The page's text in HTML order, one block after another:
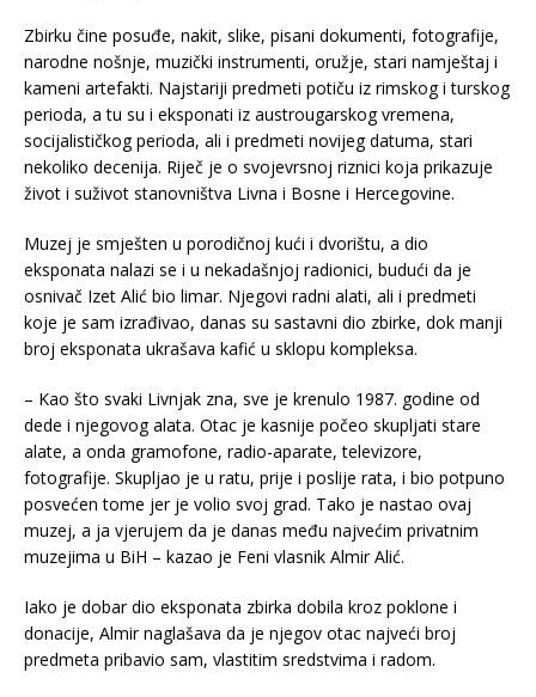
Zbirku čine posuđe, nakit, slike, pisani dokumenti, fotografije,
narodne nošnje, muzički instrumenti, oružje, stari namještaj i
kameni artefakti. Najstariji predmeti potiču iz rimskog i turskog
perioda, a tu su i eksponati iz austrougarskog vremena,
socijalističkog perioda, ali i predmeti novijeg datuma, stari
nekoliko decenija. Riječ je o svojevrsnoj riznici koja prikazuje
život i suživot stanovništva Livna i Bosne i Hercegovine.
Muzej je smješten u porodičnoj kući i dvorištu, a dio
eksponata nalazi se i u nekadašnjoj radionici, budući da je
osnivač Izet Alić bio limar. Njegovi radni alati, ali i predmeti
koje je sam izrađivao, danas su sastavni dio zbirke, dok manji
broj eksponata ukrašava kafić u sklopu kompleksa.
– Kao što svaki Livnjak zna, sve je krenulo 1987. godine od
dede i njegovog alata. Otac je kasnije počeo skupljati stare
alate, a onda gramofone, radio-aparate, televizore,
fotografije. Skupljao je u ratu, prije i poslije rata, i bio potpuno
posvećen tome jer je volio svoj grad. Tako je nastao ovaj
muzej, a ja vjerujem da je danas među najvećim privatnim
muzejima u BiH – kazao je Feni vlasnik Almir Alić.
Iako je dobar dio eksponata zbirka dobila kroz poklone i
donacije, Almir naglašava da je njegov otac najveći broj
predmeta pribavio sam, vlastitim sredstvima i radom.